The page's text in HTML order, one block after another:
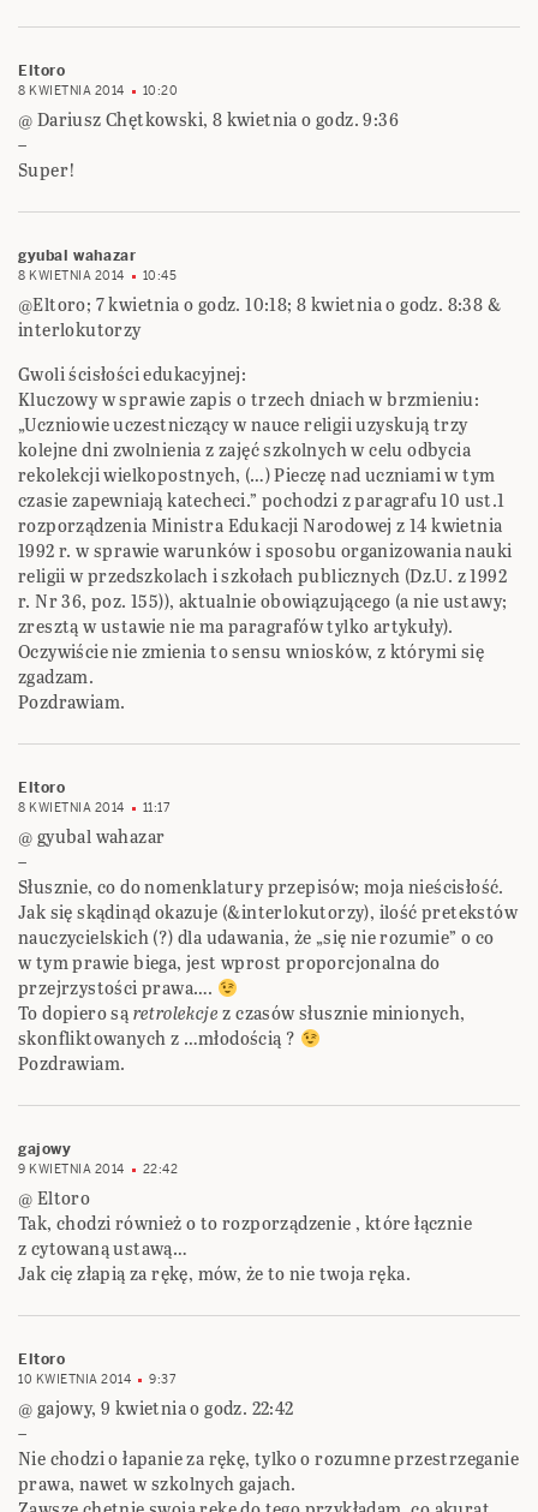
Eltoro
8 KWIETNIA 2014 10:20
@ Dariusz Chętkowski, 8 kwietnia o godz. 9:36
–
Super!
gyubal wahazar
8 KWIETNIA 2014 10:45
@Eltoro; 7 kwietnia o godz. 10:18; 8 kwietnia o godz. 8:38 &
interlokutorzy
Gwoli ścisłości edukacyjnej:
Kluczowy w sprawie zapis o trzech dniach w brzmieniu:
„Uczniowie uczestniczący w nauce religii uzyskują trzy
kolejne dni zwolnienia z zajęć szkolnych w celu odbycia
rekolekcji wielkopostnych, (…) Pieczę nad uczniami w tym
czasie zapewniają katecheci.” pochodzi z paragrafu 10 ust.1
rozporządzenia Ministra Edukacji Narodowej z 14 kwietnia
1992 r. w sprawie warunków i sposobu organizowania nauki
religii w przedszkolach i szkołach publicznych (Dz.U. z 1992
r. Nr 36, poz. 155)), aktualnie obowiązującego (a nie ustawy;
zresztą w ustawie nie ma paragrafów tylko artykuły).
Oczywiście nie zmienia to sensu wniosków, z którymi się
zgadzam.
Pozdrawiam.
Eltoro
8 KWIETNIA 2014 11:17
@ gyubal wahazar
–
Słusznie, co do nomenklatury przepisów; moja nieścisłość.
Jak się skądinąd okazuje (&interlokutorzy), ilość pretekstów
nauczycielskich (?) dla udawania, że „się nie rozumie” o co
w tym prawie biega, jest wprost proporcjonalna do
przejrzystości prawa….
To dopiero sąretrolekcjez czasów słusznie minionych,
skonfliktowanych z …młodością ?
Pozdrawiam.
gajowy
9 KWIETNIA 2014 22:42
@ Eltoro
Tak, chodzi również o to rozporządzenie , które łącznie
z cytowaną ustawą…
Jak cię złapią za rękę, mów, że to nie twoja ręka.
Eltoro
10 KWIETNIA 2014 9:37
@ gajowy, 9 kwietnia o godz. 22:42
–
Nie chodzi o łapanie za rękę, tylko o rozumne przestrzeganie
prawa, nawet w szkolnych gajach.